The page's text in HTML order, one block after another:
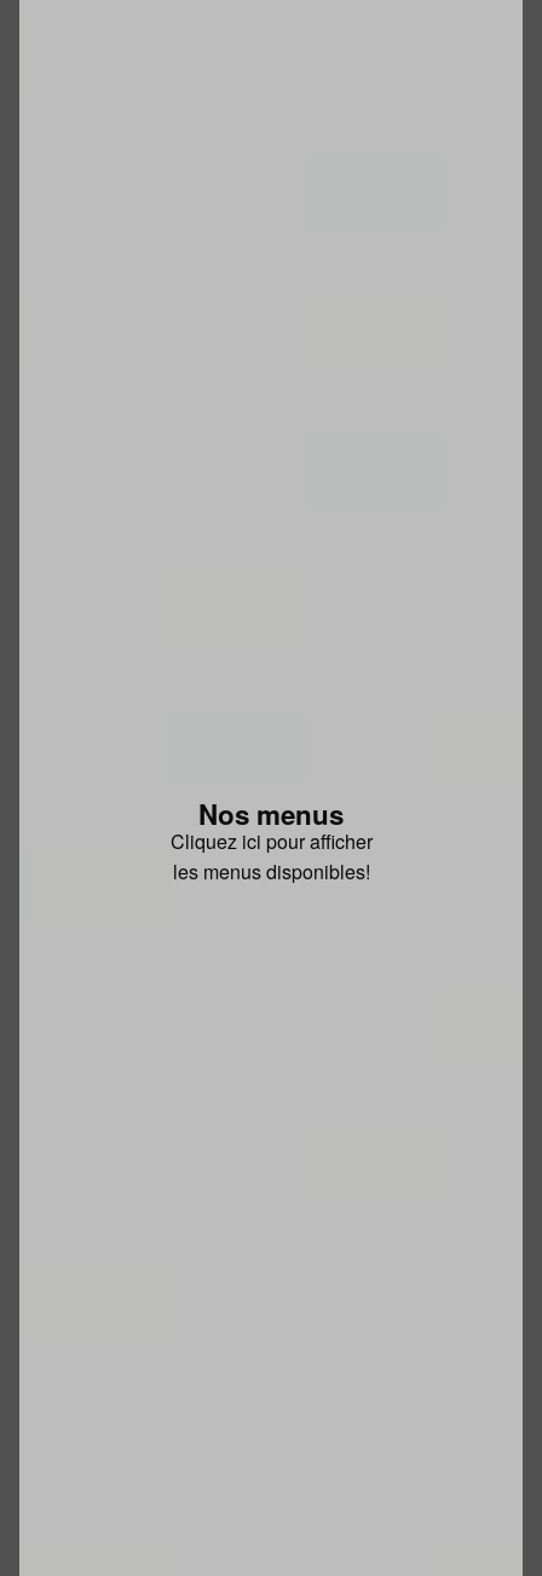
Nos menus
Cliquez ici pour afficher
les menus disponibles!